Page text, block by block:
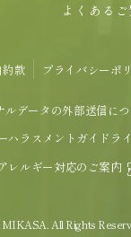
よくある
款 プライバシーポ
ルデータの外部送信に
ハラスメントガイドラ
レルギー対応のご案内
MIKASA. All Rights